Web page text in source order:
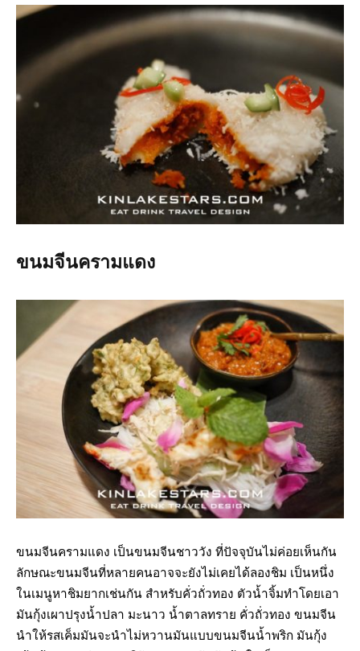
ขนมจีนครามแดง
ขนมจีนครามแดง เป็นขนมจีนชาววัง ที่ปัจจุบันไม่ค่อยเห็นกัน
ลักษณะขนมจีนที่หลายคนอาจจะยังไม่เคยได้ลองชิม เป็นหนึ่ง
ในเมนูหาชิมยากเช่นกัน สำหรับคั่วถั่วทอง ตัวน้ำจิ้มทำโดยเอา
มันกุ้งเผาปรุงน้ำปลา มะนาว น้ำตาลทราย คั่วถั่วทอง ขนมจีน
นำให้รสเค็มมันจะนำไม่หวานมันแบบขนมจีนน้ำพริก มันกุ้ง